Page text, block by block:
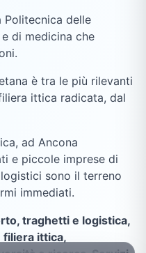
Politecnica delle
di medicina che
è tra le più rilevanti
ittica radicata, dal
ad Ancona
e piccole imprese di
sono il terreno
immediati.
traghetti e logistica,
filiera ittica,